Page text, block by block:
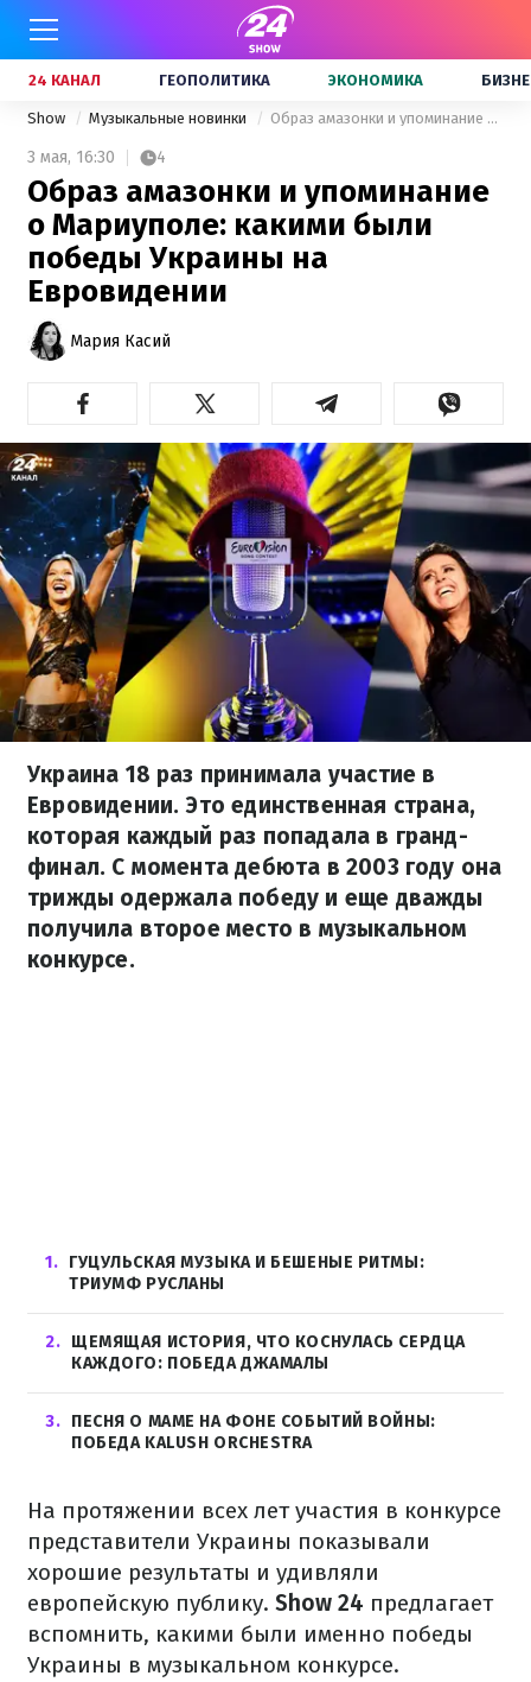
24 КАНАЛ ГЕОПОЛИТИКА ЭКОНОМИКА
Show Музыкальные новинки Образ амазонки и упоминание о Мариуполе: какими были победы Украины на Евровидении
3 мая, 16:30 4
Образ амазонки и упоминание
о Мариуполе: какими были
победы Украины на
Евровидении
Мария Касий
Украина 18 раз принимала участие в
Евровидении. Это единственная страна,
которая каждый раз попадала в гранд-
финал. С момента дебюта в 2003 году она
трижды одержала победу и еще дважды
получила второе место в музыкальном
конкурсе.
1
ГУЦУЛЬСКАЯ МУЗЫКА И БЕШЕНЫЕ РИТМЫ:
ТРИУМФ РУСЛАНЫ
2
ЩЕМЯЩАЯ ИСТОРИЯ, ЧТО КОСНУЛАСЬ СЕРДЦА
КАЖДОГО: ПОБЕДА ДЖАМАЛЫ
3
ПЕСНЯ О МАМЕ НА ФОНЕ СОБЫТИЙ ВОЙНЫ:
ПОБЕДА KALUSH ORCHESTRA
На протяжении всех лет участия в конкурсе
представители Украины показывали
хорошие результаты и удивляли
европейскую публику. Show 24 предлагает
вспомнить, какими были именно победы
Украины в музыкальном конкурсе.